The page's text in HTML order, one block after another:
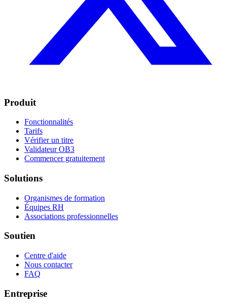
Produit
Fonctionnalités
Tarifs
Vérifier un titre
Validateur OB3
Commencer gratuitement
Solutions
Organismes de formation
Équipes RH
Associations professionnelles
Soutien
Centre d'aide
Nous contacter
FAQ
Entreprise